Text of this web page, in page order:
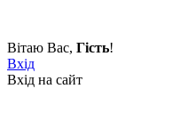
Вітаю Вас, Гість!
Вхід
Вхід на сайт